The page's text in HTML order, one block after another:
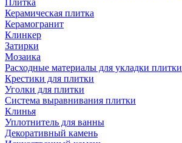
Плитка
Керамическая плитка
Керамогранит
Клинкер
Затирки
Мозаика
Расходные материалы для укладки плитки
Крестики для плитки
Уголки для плитки
Система выравнивания плитки
Клинья
Уплотнитель для ванны
Декоративный камень